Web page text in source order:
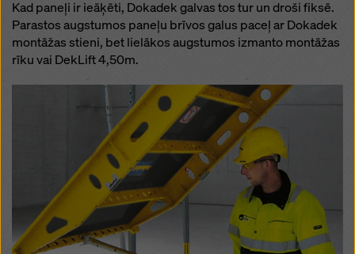
Kad paneļi ir ieāķēti, Dokadek galvas tos tur un droši fiksē.
Parastos augstumos paneļu brīvos galus paceļ ar Dokadek
montāžas stieni, bet lielākos augstumos izmanto montāžas
rīku vai DekLift 4,50m.